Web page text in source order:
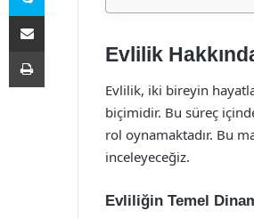
Evlilik
Evlilik, iki bireyin
biçimidir. Bu süreç
rol oynamaktadır. Bu
inceleyeceğiz.
Evliliğin Temel
E-Posta ile paylaş